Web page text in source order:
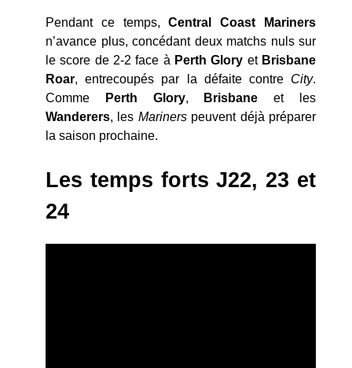
Pendant ce temps,Central Coast Mariners
n’avance plus, concédant deux matchs nuls sur
le score de 2-2 face à Perth Glory et Brisbane
Roar, entrecoupés par la défaite contre City.
Comme
Perth Glory, Brisbane et les
Wanderers, les Marinerspeuvent déjà préparer
la saison prochaine.
Les temps forts J22, 23 et
24